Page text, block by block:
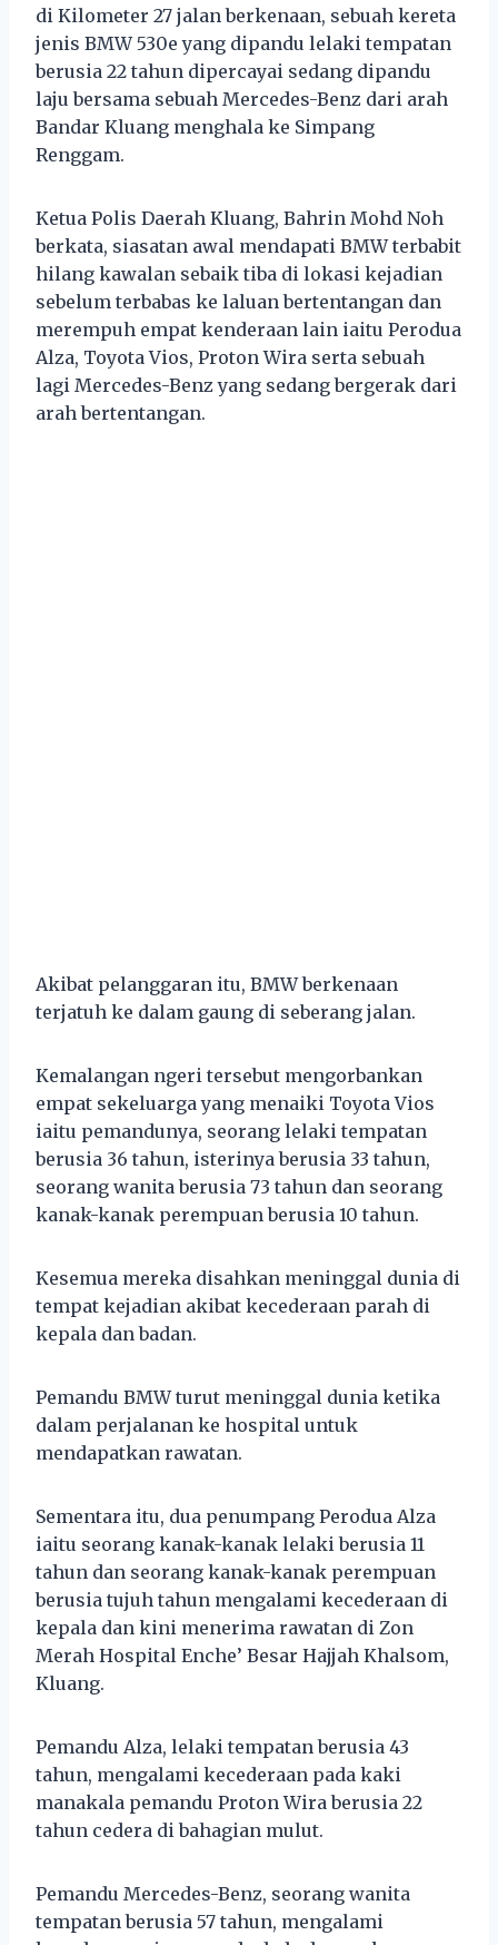
di Kilometer 27 jalan berkenaan, sebuah kereta
jenis BMW 530e yang dipandu lelaki tempatan
berusia 22 tahun dipercayai sedang dipandu
laju bersama sebuah Mercedes-Benz dari arah
Bandar Kluang menghala ke Simpang
Renggam.
Ketua Polis Daerah Kluang, Bahrin Mohd Noh
berkata, siasatan awal mendapati BMW terbabit
hilang kawalan sebaik tiba di lokasi kejadian
sebelum terbabas ke laluan bertentangan dan
merempuh empat kenderaan lain iaitu Perodua
Alza, Toyota Vios, Proton Wira serta sebuah
lagi Mercedes-Benz yang sedang bergerak dari
arah bertentangan.
Akibat pelanggaran itu, BMW berkenaan
terjatuh ke dalam gaung di seberang jalan.
Kemalangan ngeri tersebut mengorbankan
empat sekeluarga yang menaiki Toyota Vios
iaitu pemandunya, seorang lelaki tempatan
berusia 36 tahun, isterinya berusia 33 tahun,
seorang wanita berusia 73 tahun dan seorang
kanak-kanak perempuan berusia 10 tahun.
Kesemua mereka disahkan meninggal dunia di
tempat kejadian akibat kecederaan parah di
kepala dan badan.
Pemandu BMW turut meninggal dunia ketika
dalam perjalanan ke hospital untuk
mendapatkan rawatan.
Sementara itu, dua penumpang Perodua Alza
iaitu seorang kanak-kanak lelaki berusia 11
tahun dan seorang kanak-kanak perempuan
berusia tujuh tahun mengalami kecederaan di
kepala dan kini menerima rawatan di Zon
Merah Hospital Enche’ Besar Hajjah Khalsom,
Kluang.
Pemandu Alza, lelaki tempatan berusia 43
tahun, mengalami kecederaan pada kaki
manakala pemandu Proton Wira berusia 22
tahun cedera di bahagian mulut.
Pemandu Mercedes-Benz, seorang wanita
tempatan berusia 57 tahun, mengalami